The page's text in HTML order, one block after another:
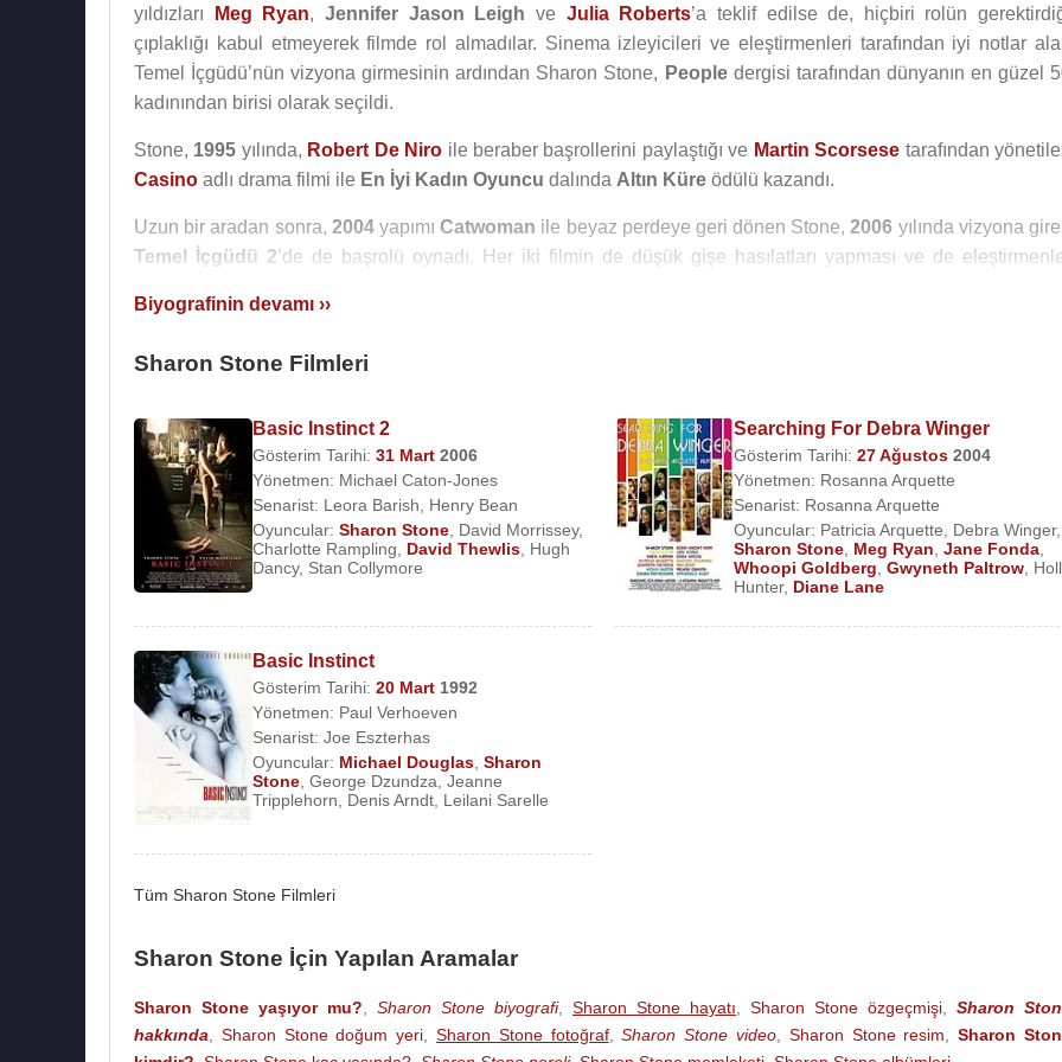
yıldızları
Meg Ryan, Jennifer Jason Leigh ve Julia Roberts’a teklif edilse de, hiçbiri rolün
çıplaklığı kabul etmeyerek filmde rol almadılar. Sinema izleyicileri ve eleştirmenleri tarafından iyi notlar
Temel İçgüdü’nün vizyona girmesinin ardından Sharon Stone, Peopledergisi tarafından dünyanın en güzel
kadınından birisi olarak seçildi.
Stone, 1995 yılında, Robert De Niro ile beraber başrollerini paylaştığı ve Martin Scorsese tarafından
Casino adlı drama filmi ile En İyi Kadın Oyuncu dalında Altın Küre ödülü kazandı.
Uzun bir aradan sonra, 2004yapımıCatwoman ile beyaz perdeye geri dönen Stone,2006 yılında vizyona
Temel İçgüdü 2’de de başrolü oynadı. Her iki filmin de düşük gişe hasılatları yapması ve de
Dollars a Dayve2009yılında
Sinema yapımlarının yanı sıra
Kaynak:Biyografiler.com
Biyografinin devamı ››
Sharon Stone Filmleri
Basic Instinct 2
Gösterim Tarihi: 31 Mart 2006
Yönetmen: Michael Caton-Jones
Senarist: Leora Barish
Henry Bean
Oyuncular: Sharon Stone David Morrissey,
Charlotte Rampling
David Thewlis Hugh
Dancy, Stan Collymore
Searching For Debra Winger
Gösterim Tarihi: 27 Ağustos 2004
Yönetmen: Rosanna Arquette
Senarist: Rosanna Arquette
Oyuncular: Patricia Arquette Debra Winger,
Sharon Stone, Meg Ryan Jane Fonda,
Whoopi Goldberg Gwyneth Paltrow,
Hunter, Diane Lane
Basic Instinct
Gösterim Tarihi: 20 Mart 1992
Yönetmen: Paul Verhoeven
Senarist: Joe Eszterhas
Oyuncular: Michael Douglas Sharon
Stone George Dzundza Jeanne
Tripplehorn
Denis Arndt Leilani Sarelle
Tüm Sharon Stone Filmleri
Sharon Stone İçin Yapılan Aramalar
Sharon Stone yaşıyor mu?, Sharon Stone biyografi, Sharon Stone hayatı, Sharon Stone özgeçmişi, Sharon
hakkında, Sharon Stone doğum yeri,Sharon Stone fotoğraf,Sharon Stone video, Sharon Stone resim,Sharon